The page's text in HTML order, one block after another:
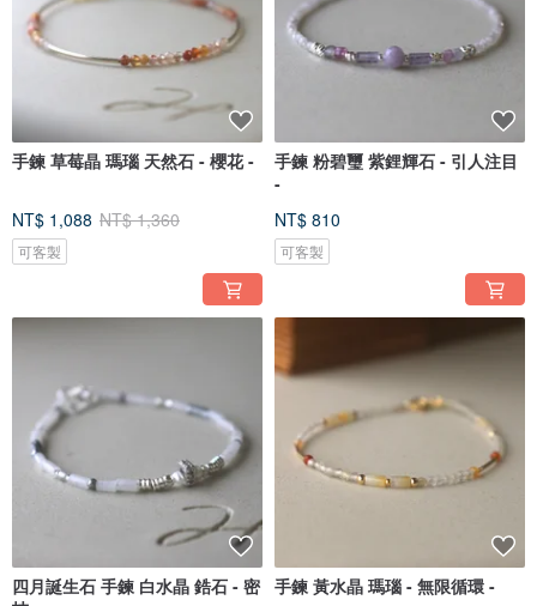
手鍊 草莓晶 瑪瑙 天然石 - 櫻花 -
NT$ 1,088 NT$ 1,360
可客製
手鍊 粉碧璽 紫鋰輝石 - 引人注目
-
NT$ 810
可客製
四月誕生石 手鍊 白水晶 鋯石 - 密 手鍊 黃水晶 瑪瑙 - 無限循環 -